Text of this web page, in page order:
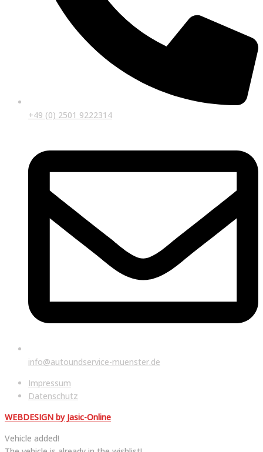
+49 (0) 2501 9222314
info@autoundservice-muenster.de
Menu
Impressum
Datenschutz
WEBDESIGN by Jasic-Online
Vehicle added!